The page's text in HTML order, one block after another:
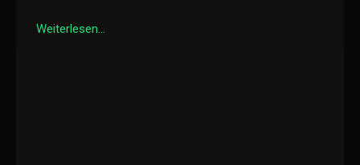
Weiterlesen...